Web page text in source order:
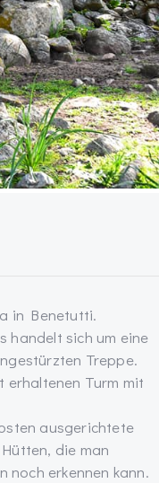
in Benetutti.
handelt sich um eine
Treppe.
erhaltenen Turm mit
ausgerichtete
die man
noch erkennen kann.